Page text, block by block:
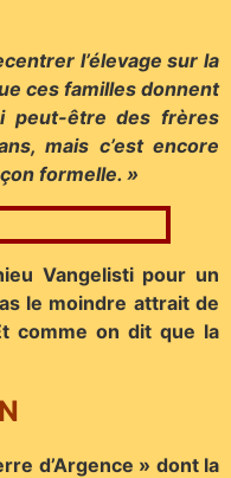
l’élevage sur la
ces familles donnent
peut-être des frères
mais c’est encore
formelle. »
Vangelisti pour un
le moindre attrait de
comme on dit que la
d’Argence » dont la